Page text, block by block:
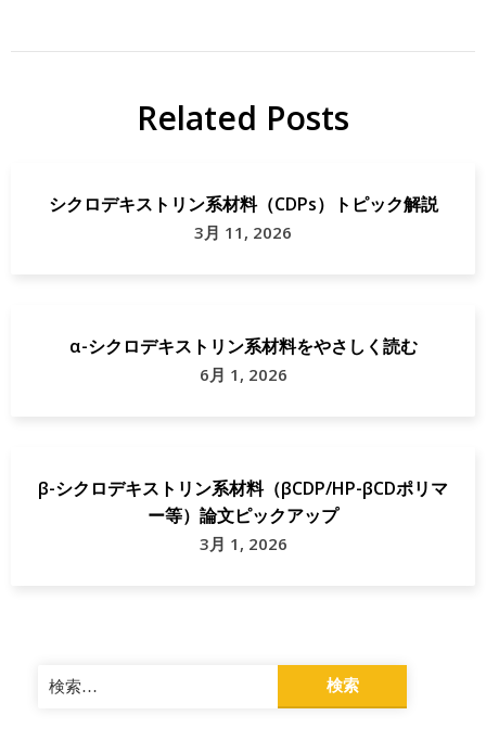
Related Posts
シクロデキストリン系材料（CDPs）トピック解説
3月 11, 2026
α-シクロデキストリン系材料をやさしく読む
6月 1, 2026
β-シクロデキストリン系材料（βCDP/HP-βCDポリマ
ー等）論文ピックアップ
3月 1, 2026
検
索: